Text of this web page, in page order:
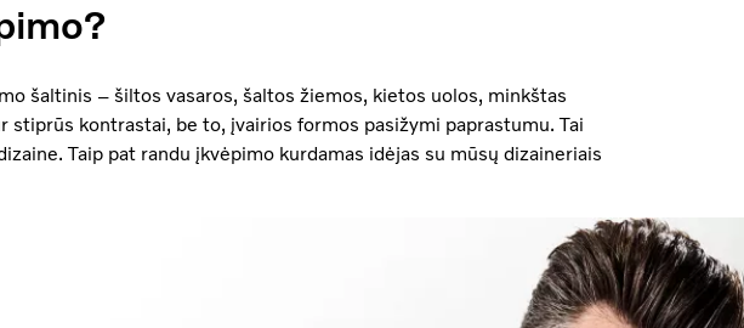
šaltinis – šiltos vasaros, šaltos žiemos, kietos uolos, minkštas
stiprūs kontrastai, be to, įvairios formos pasižymi paprastumu. Tai
Taip pat randu įkvėpimo kurdamas idėjas su mūsų dizaineriais